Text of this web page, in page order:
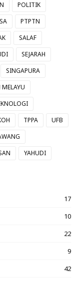
POLITIK
PTPTN
SALAF
SEJARAH
SINGAPURA
TPPA
UFB
YAHUDI
17
10
22
9
42